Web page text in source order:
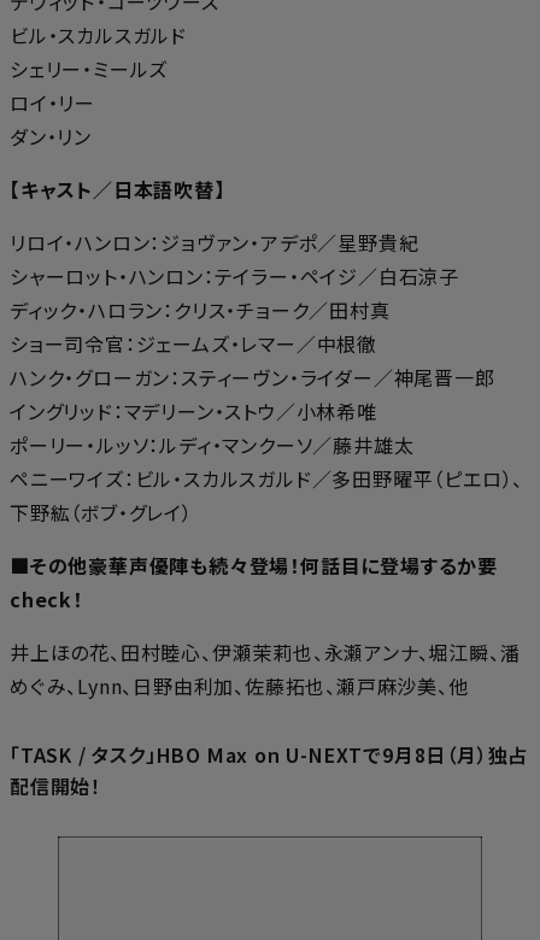
ビル・スカルスガルド
シェリー・ミールズ
ロイ・リー
ダン・リン
【キャスト／日本語吹替】
リロイ・ハンロン：ジョヴァン・アデポ／星野貴紀
シャーロット・ハンロン：テイラー・ペイジ／白石涼子
ディック・ハロラン：クリス・チョーク／田村真
ショー司令官：ジェームズ・レマー／中根徹
ハンク・グローガン：スティーヴン・ライダー／神尾晋一郎
イングリッド：マデリーン・ストウ／小林希唯
ポーリー・ルッソ：ルディ・マンクーソ／藤井雄太
ペニーワイズ：ビル・スカルスガルド／多田野曜平（ピエロ）、
下野紘（ボブ・グレイ）
■その他豪華声優陣も続々登場！何話目に登場するか要
check！
井上ほの花、田村睦心、伊瀬茉莉也、永瀬アンナ、堀江瞬、潘
めぐみ、Lynn、日野由利加、佐藤拓也、瀬戸麻沙美、他
「TASK / タスク」HBO Max on U-NEXTで9月8日（月）独占
配信開始！